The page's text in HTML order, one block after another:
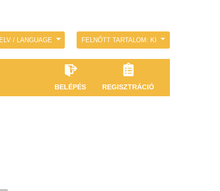
/ LANGUAGE FELNŐTT TARTALOM: KI
BELÉPÉS REGISZTRÁCIÓ